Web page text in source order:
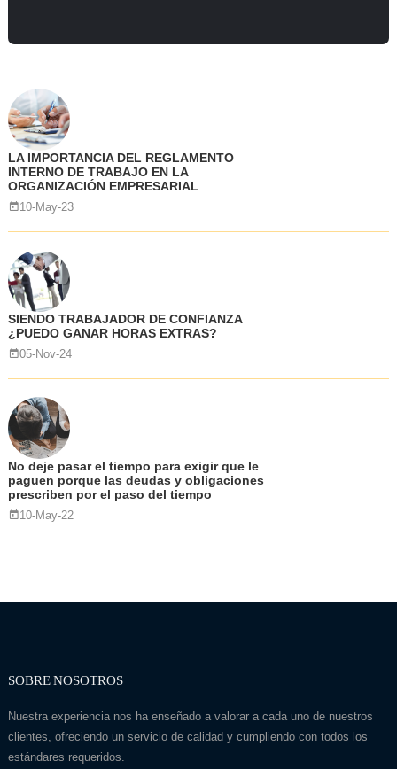
LA IMPORTANCIA DEL REGLAMENTO
INTERNO DE TRABAJO EN LA
ORGANIZACIÓN EMPRESARIAL
10-May-23
SIENDO TRABAJADOR DE CONFIANZA
¿PUEDO GANAR HORAS EXTRAS?
05-Nov-24
No deje pasar el tiempo para exigir que le
paguen porque las deudas y obligaciones
prescriben por el paso del tiempo
10-May-22
SOBRE NOSOTROS
Nuestra experiencia nos ha enseñado a valorar a cada uno de nuestros
clientes, ofreciendo un servicio de calidad y cumpliendo con todos los
estándares requeridos.